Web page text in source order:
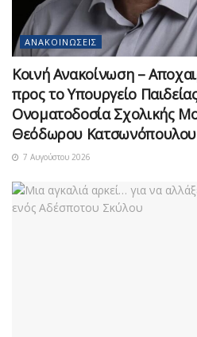
ΑΝΑΚΟΙΝΏΣΕΙΣ
Κοινή Ανακοίνωση –
προς το Υπουργείο
Ονοματοδοσία Σχολικής
Θεόδωρου Κατσωνόπουλου
7 Αυγούστου 2026